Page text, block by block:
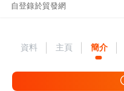
自登錄於貿發網
資料 主頁 簡介